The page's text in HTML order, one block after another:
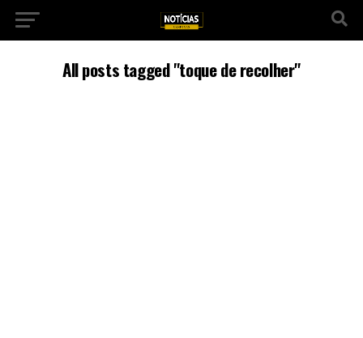
All posts tagged "toque de recolher"